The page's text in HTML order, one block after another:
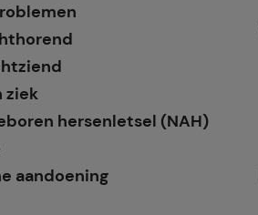
ziek
hersenletsel (NAH)
aandoening